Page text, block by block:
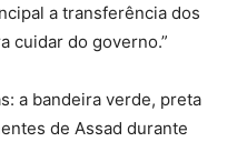
a transferência dos
cuidar do governo.”
a bandeira verde, preta
de Assad durante